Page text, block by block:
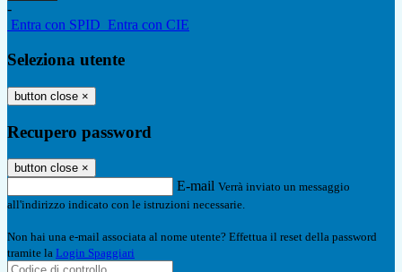
-
Entra con SPID Entra con CIE
Seleziona utente
button close ×
Recupero password
button close ×
E-mail Verrà inviato un messaggio
all'indirizzo indicato con le istruzioni necessarie.
Non hai una e-mail associata al nome utente? Effettua il reset della password
tramite la Login Spaggiari